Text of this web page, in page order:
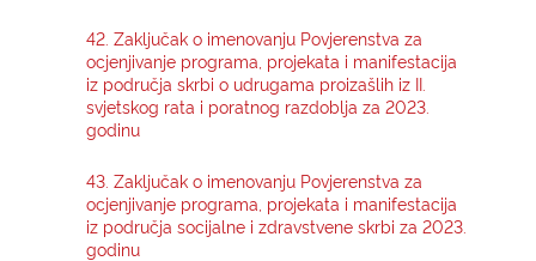
42. Zaključak o imenovanju Povjerenstva za
ocjenjivanje programa, projekata i manifestacija
iz područja skrbi o udrugama proizašlih iz II.
svjetskog rata i poratnog razdoblja za 2023.
godinu
43. Zaključak o imenovanju Povjerenstva za
ocjenjivanje programa, projekata i manifestacija
iz područja socijalne i zdravstvene skrbi za 2023.
godinu